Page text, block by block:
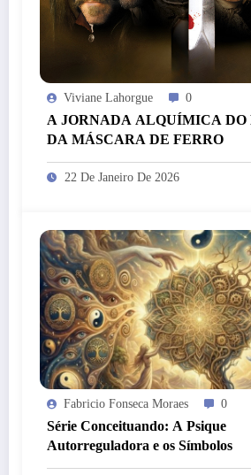
Viviane Lahorgue 0
A JORNADA ALQUÍMICA DO
DA MÁSCARA DE FERRO
22 De Janeiro De 2026
Fabricio Fonseca Moraes 0
Série Conceituando: A Psique
Autorreguladora e os Símbolos